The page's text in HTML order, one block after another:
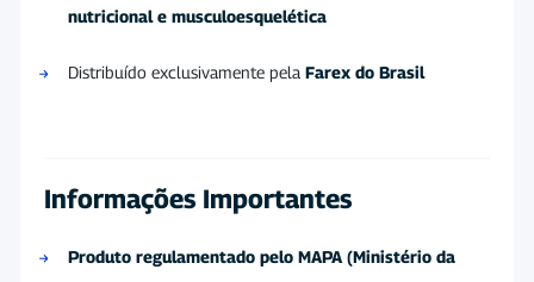
nutricional e musculoesquelética
Distribuído exclusivamente pela Farex do Brasil
Informações Importantes
Produto regulamentado pelo MAPA (Ministério da